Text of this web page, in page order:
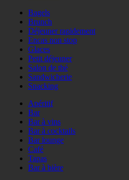
Bagels
Brunch
Déjeuner rapidement
Encas non stop
Glaces
Petit déjeuner
Salon de thé
Sandwicherie
Snacking
Apéritif
Bar
Bar à vins
Bar à cocktails
Bar lounge
Café
Tapas
Bar à bière